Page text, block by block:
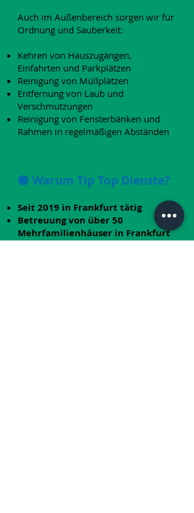
Auch im Außenbereich sorgen wir für
Ordnung und Sauberkeit:
Kehren von Hauszugängen,
Einfahrten und Parkplätzen
Reinigung von Müllplätzen
Entfernung von Laub und
Verschmutzungen
Reinigung von Fensterbänken und
Rahmen in regelmäßigen Abständen
🟢 Warum Tip Top Dienste?
Seit 2019 in Frankfurt tätig
Betreuung von über 50
Mehrfamilienhäuser in Frankfurt